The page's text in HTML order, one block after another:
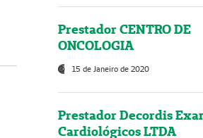
Prestador CENTRO DE
ONCOLOGIA
15 de Janeiro de 2020
Prestador Decordis
Cardiológicos LTDA